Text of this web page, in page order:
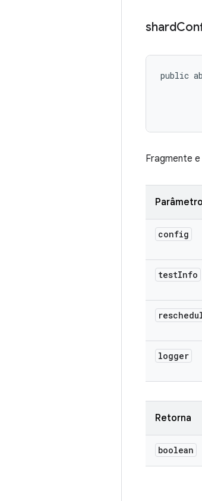
shard
public
Fragmente
config
testInfo
logger
Retorna
boolean